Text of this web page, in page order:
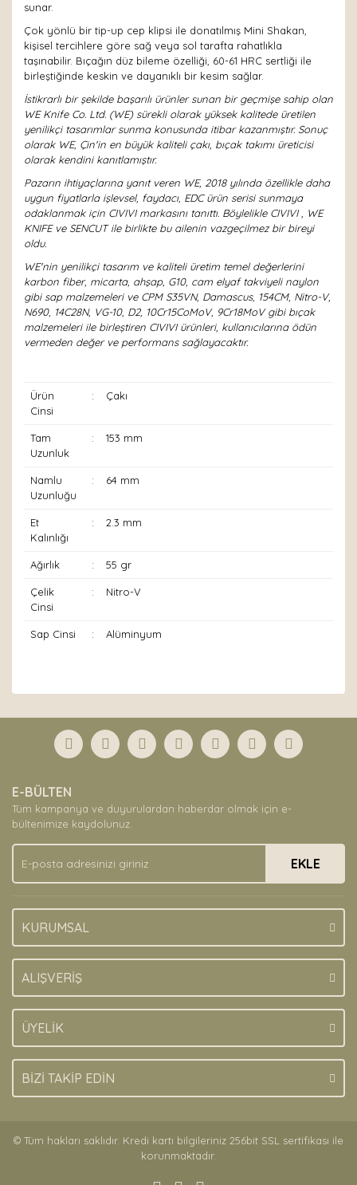
sunar.
Çok yönlü bir tip-up cep klipsi ile donatılmış Mini Shakan,
kişisel tercihlere göre sağ veya sol tarafta rahatlıkla
taşınabilir. Bıçağın düz bileme özelliği, 60-61 HRC sertliği ile
birleştiğinde keskin ve dayanıklı bir kesim sağlar.
İstikrarlı bir şekilde başarılı ürünler sunan bir geçmişe sahip olan
WE Knife Co. Ltd. (WE) sürekli olarak yüksek kalitede üretilen
yenilikçi tasarımlar sunma konusunda itibar kazanmıştır. Sonuç
olarak WE, Çin'in en büyük kaliteli çakı, bıçak takımı üreticisi
olarak kendini kanıtlamıştır.
Pazarın ihtiyaçlarına yanıt veren WE, 2018 yılında özellikle daha
uygun fiyatlarla işlevsel, faydacı, EDC ürün serisi sunmaya
odaklanmak için CIVIVI markasını tanıttı. Böylelikle CIVIVI , WE
KNIFE ve SENCUT ile birlikte bu ailenin vazgeçilmez bir bireyi
oldu.
WE'nin yenilikçi tasarım ve kaliteli üretim temel değerlerini
karbon fiber, micarta, ahşap, G10, cam elyaf takviyeli naylon
gibi sap malzemeleri ve CPM S35VN, Damascus, 154CM, Nitro-V,
N690, 14C28N, VG-10, D2, 10Cr15CoMoV, 9Cr18MoV gibi bıçak
malzemeleri ile birleştiren CIVIVI ürünleri, kullanıcılarına ödün
vermeden değer ve performans sağlayacaktır.
Ürün
Cinsi
: Çakı
Tam
Uzunluk
: 153 mm
Namlu
Uzunluğu
: 64 mm
Et
Kalınlığı
: 2.3 mm
Ağırlık : 55 gr
Çelik
Cinsi
: Nitro-V
Sap Cinsi : Alüminyum
Yorum Yaz
formunu kullanarak tarafımıza iletebilirsiniz.
Görüş ve önerileriniz için teşekkür ederiz.
Ürün açıklamasında eksik bilgiler bulunuyor.
Ürün bilgilerinde hatalar bulunuyor.
Ürün fiyatı diğer sitelerden daha pahalı.
Bu ürüne benzer farklı alternatifler olmalı.
E-BÜLTEN
Tüm kampanya ve duyurulardan haberdar olmak için e-
bültenimize kaydolunuz.
EKLE
KURUMSAL
ALIŞVERİŞ
ÜYELİK
BİZİ TAKİP EDİN
© Tüm hakları saklıdır. Kredi kartı bilgileriniz 256bit SSL sertifikası ile
korunmaktadır.